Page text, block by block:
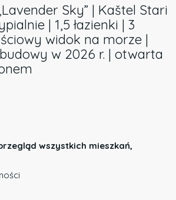
Sky” | Kaštel Stari
| 1,5 łazienki | 3
widok na morze |
w 2026 r. | otwarta
wszystkich mieszkań,